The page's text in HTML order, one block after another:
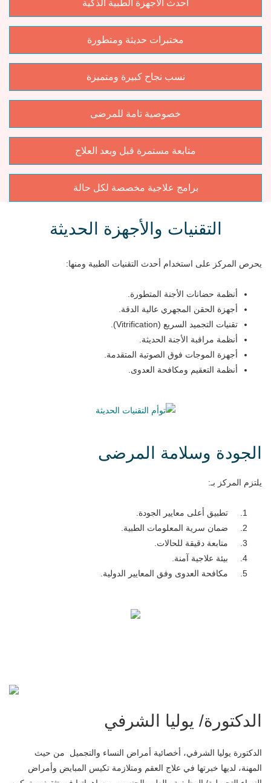
أحدث الأجهزة الطبية الذكية
مختبرات حديثة ومتطورة
نسب نجاح كبيرة ومتميزة
خصوصية تامة للمرضى
متابعة مستمرة قبل وبعد العلاج
برامج علاجية مخصصة لكل حالة
التقنيات والأجهزة الحديثة
يحرص المركز على استخدام أحدث التقنيات الطبية ومنها:
أنظمة حضانات الأجنة المتطورة.
أجهزة الحقن المجهري عالية الدقة.
تقنيات التجميد السريع (Vitrification).
أنظمة مراقبة الأجنة الحديثة.
أجهزة الموجات فوق الصوتية المتقدمة.
أنظمة التعقيم ومكافحة العدوى.
الجودة وسلامة المرضى
يلتزم المركز بـ:
تطبيق أعلى معايير الجودة.
ضمان سرية المعلومات الطبية.
متابعة دقيقة للحالات.
بيئة علاجية آمنة.
مكافحة العدوى وفق المعايير الدولية.
الدكتورة/ يوليا الشرفي
الدكتورة يوليا الشرفي، أخصائية أمراض النساء والتجميل من حيث
المهنة، لديها خبرتها في علاج العقم ومتلازمة تكيس المبايض وأمراض